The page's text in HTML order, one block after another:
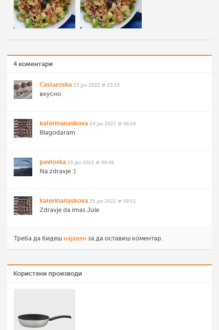
4 коментари
Ceslaroska 23 јун 2022 @ 23:23
вкусно
katerinanaskova 24 јун 2022 @ 06:29
Blagodaram
pavloska 25 јун 2022 @ 09:49
Na zdravje :)
katerinanaskova 25 јун 2022 @ 09:52
Zdravje da imas Jule
Треба да бидеш најавен за да оставиш коментар.
Користени производи